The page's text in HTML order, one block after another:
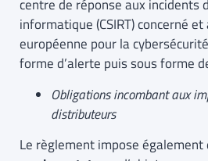
centre de réponse aux incidents
informatique (CSIRT) concerné et
européenne pour la
forme d’alerte puis sous forme
Obligations incombant aux
distributeurs
Le règlement impose